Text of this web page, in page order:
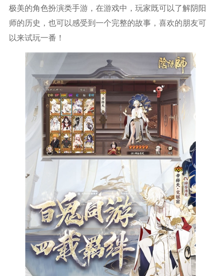
极美的角色扮演类手游，在游戏中，玩家既可以了解阴阳
师的历史，也可以感受到一个完整的故事，喜欢的朋友可
以来试玩一番！